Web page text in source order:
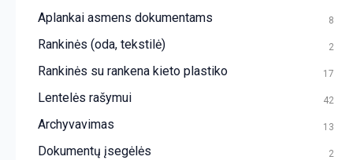
Aplankai asmens dokumentams 8
Rankinės (oda, tekstilė) 2
Rankinės su rankena kieto plastiko 17
Lentelės rašymui 42
Archyvavimas 13
Dokumentų įsegėlės 2